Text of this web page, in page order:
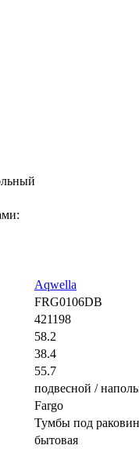
Aqwella
FRG0106DB
421198
58.2
38.4
55.7
подвесной /
Fargo
Тумбы под
бытовая